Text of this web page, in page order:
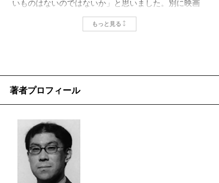
いものはないのではないか」と思いました。別に映画
関係者でもないのに、何となく悔しささえ感じまし
い気になってしまうことがあります。完全にこちらが
に似ているなあ」という連想ゲームを始めてしまうの
です。『オールド・ボーイ』の主役はハウンドドッグ
のヴォーカルに見えてきたし、敵役は千原兄弟の弟の
ほうに見えてきました。韓国ドラマを見ても、ついつ
もっと見る
著者プロフィール